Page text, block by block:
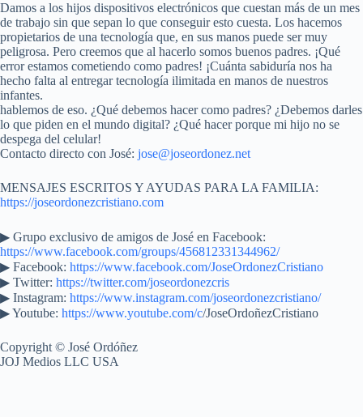
Damos a los hijos dispositivos electrónicos que cuestan más de un mes
de trabajo sin que sepan lo que conseguir esto cuesta. Los hacemos
propietarios de una tecnología que, en sus manos puede ser muy
peligrosa. Pero creemos que al hacerlo somos buenos padres. ¡Qué
error estamos cometiendo como padres! ¡Cuánta sabiduría nos ha
hecho falta al entregar tecnología ilimitada en manos de nuestros
infantes.
hablemos de eso. ¿Qué debemos hacer como padres? ¿Debemos darles
lo que piden en el mundo digital? ¿Qué hacer porque mi hijo no se
despega del celular!
Contacto directo con José: jose@joseordonez.net
MENSAJES ESCRITOS Y AYUDAS PARA LA FAMILIA:
https://joseordonezcristiano.com
▶︎ Grupo exclusivo de amigos de José en Facebook:
https://www.facebook.com/groups/456812331344962/
▶ Facebook: https://www.facebook.com/JoseOrdonezCristiano
▶ Twitter: https://twitter.com/joseordonezcris
▶ Instagram: https://www.instagram.com/joseordonezcristiano/
▶ Youtube: https://www.youtube.com/c/JoseOrdoñezCristiano
Copyright © José Ordóñez
JOJ Medios LLC USA